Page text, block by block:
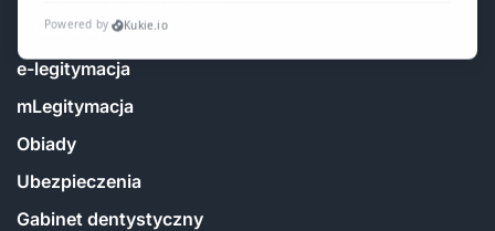
Biblioteka online
e-legitymacja
mLegitymacja
Obiady
Ubezpieczenia
Gabinet dentystyczny